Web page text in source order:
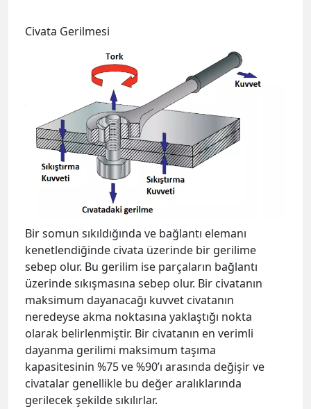
Civata Gerilmesi
Bir somun sıkıldığında ve bağlantı elemanı
kenetlendiğinde civata üzerinde bir gerilime
sebep olur. Bu gerilim ise parçaların bağlantı
üzerinde sıkışmasına sebep olur. Bir civatanın
maksimum dayanacağı kuvvet civatanın
neredeyse akma noktasına yaklaştığı nokta
olarak belirlenmiştir. Bir civatanın en verimli
dayanma gerilimi maksimum taşıma
kapasitesinin %75 ve %90’ı arasında değişir ve
civatalar genellikle bu değer aralıklarında
gerilecek şekilde sıkılırlar.